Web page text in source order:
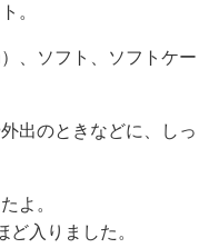
。
、ソフト、ソフトケー
出のときなどに、しっ
よ。
入りました。